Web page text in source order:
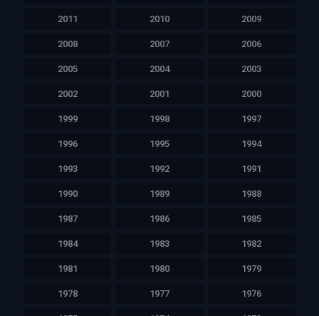
2011 2010 2009
2008 2007 2006
2005 2004 2003
2002 2001 2000
1999 1998 1997
1996 1995 1994
1993 1992 1991
1990 1989 1988
1987 1986 1985
1984 1983 1982
1981 1980 1979
1978 1977 1976